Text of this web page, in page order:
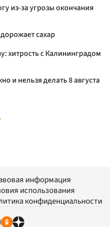
из-за угрозы окончания
сахар
хитрость с Калининградом
и нельзя делать 8 августа
информация
использования
конфиденциальности